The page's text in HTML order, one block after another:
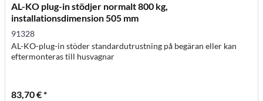
AL-KO plug-in stödjer normalt 800 kg,
installationsdimension 505 mm
91328
AL-KO-plug-in stöder standardutrustning på begäran eller kan
eftermonteras till husvagnar
83,70 € *